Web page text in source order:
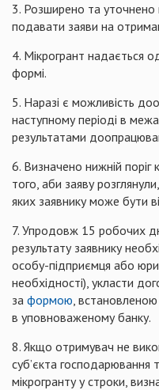
3. Розширено та уточнено
подавати заяви на
4. Мікрогрант надається
формі.
5. Наразі є можливість
наступному періоді в
результатами
6. Визначено нижній поріг
того, аби заяву
яких заявнику може бути
7. Упродовж 15 робочих
результату заявнику
особу-підприємця або
необхідності), укласти
за формою, встановленою
в уповноваженому банку.
8. Якщо отримувач не
суб’єкта господарювання
мікрогранту у строки,